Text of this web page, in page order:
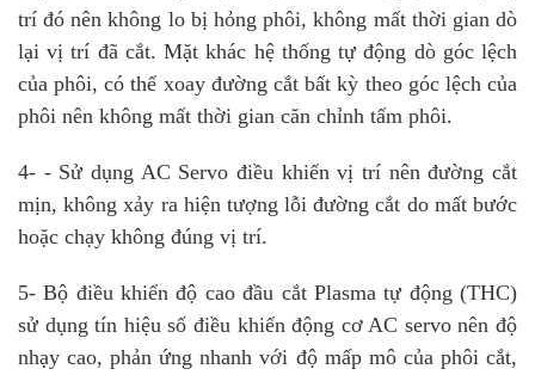
trí đó nên không lo bị hỏng phôi, không mất thời gian dò
lại vị trí đã cắt. Mặt khác hệ thống tự động dò góc lệch
của phôi, có thể xoay đường cắt bất kỳ theo góc lệch của
phôi nên không mất thời gian căn chỉnh tấm phôi.
4- - Sử dụng AC Servo điều khiển vị trí nên đường cắt
mịn, không xảy ra hiện tượng lỗi đường cắt do mất bước
hoặc chạy không đúng vị trí.
5- Bộ điều khiển độ cao đầu cắt Plasma tự động (THC)
sử dụng tín hiệu số điều khiển động cơ AC servo nên độ
nhạy cao, phản ứng nhanh với độ mấp mô của phôi cắt,